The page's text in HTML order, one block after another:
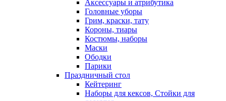
Аксессуары и атрибутика
Головные уборы
Грим, краски, тату
Короны, тиары
Костюмы, наборы
Маски
Ободки
Парики
Праздничный стол
Кейтеринг
Наборы для кексов, Стойки для